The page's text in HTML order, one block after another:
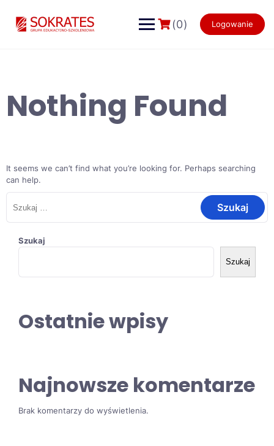
content
(0) Logowanie
Nothing Found
It seems we can’t find what you’re looking for. Perhaps searching
can help.
Szukaj:
Szukaj
Szukaj
Ostatnie wpisy
Najnowsze komentarze
Brak komentarzy do wyświetlenia.